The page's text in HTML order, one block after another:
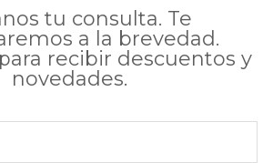
tu consulta. Te
a la brevedad.
recibir descuentos y
novedades.